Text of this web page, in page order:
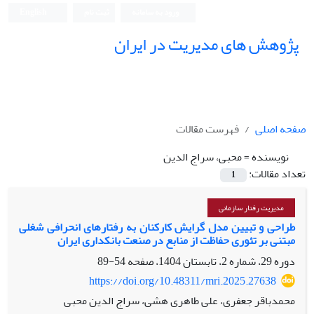
پژوهش های مدیریت در ایران
صفحه اصلی
فهرست مقالات
نویسنده =محبی، سراج الدین
تعداد مقالات:
1
مدیریت رفتار سازمانی
طراحی و تبیین مدل گرایش کارکنان به رفتارهای انحرافی شغلی
مبتنی بر تئوری حفاظت از منابع در صنعت بانکداری ایران
دوره 29، شماره 2، تابستان 1404، صفحه
54-89
https://doi.org/10.48311/mri.2025.27638
محمدباقر جعفری، علی طاهری هشی، سراج الدین محبی